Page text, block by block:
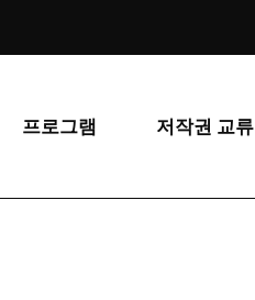
프로그램 저작권 교류